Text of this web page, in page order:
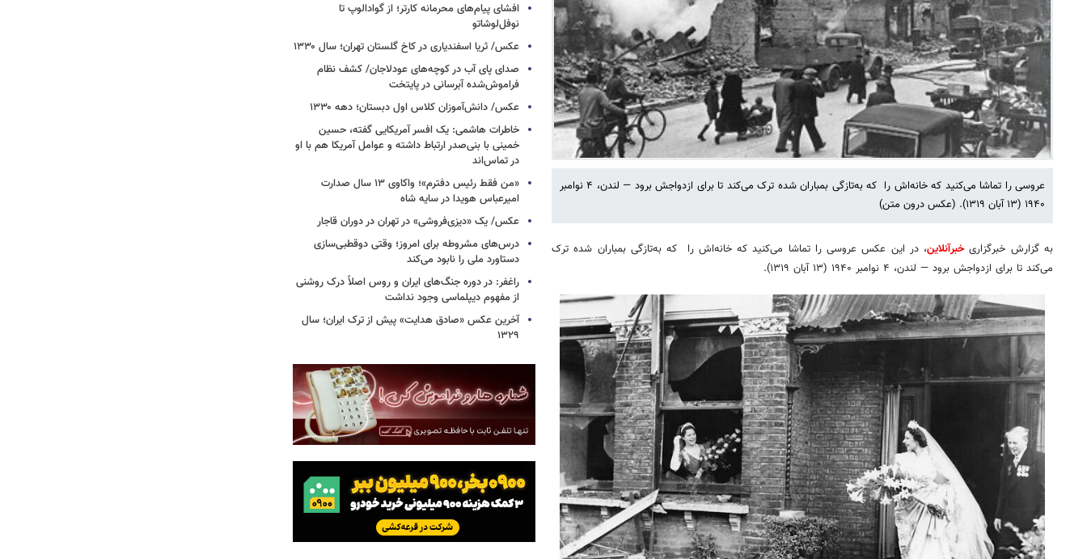
عروسی را تماشا می‌کنید که خانه‌اش را که به‌تازگی بمباران شده ترک می‌کند تا برای ازدواجش برود — لندن، ۴ نوامبر
۱۹۴۰ (۱۳ آبان ۱۳۱۹). (عکس درون متن)
به گزارش خبرگزاریخبرآنلاین، در این عکس عروسی را تماشا می‌کنید که خانه‌اش را که به‌تازگی بمباران شده ترک
می‌کند تا برای ازدواجش برود — لندن، ۴ نوامبر ۱۹۴۰ (۱۳ آبان ۱۳۱۹).
افشای پیام‌های محرمانه کارتر؛ از گوادالوپ تا
نوفل‌لوشاتو
عکس/ ثریا اسفندیاری در کاخ گلستان تهران؛ سال ۱۳۳۰
صدای پای آب در کوچه‌های عودلاجان/ کشف نظام
فراموش‌شده آبرسانی در پایتخت
عکس/ دانش‌آموزان کلاس اول دبستان؛ دهه ۱۳۳۰
خاطرات هاشمی: یک افسر آمریکایی‌ گفته، حسین
خمینی با بنی‌صدر ارتباط داشته و عوامل‌ آمریکا هم با او
در تماس‌اند
«من فقط رئیس دفترم»؛ واکاوی ۱۳ سال صدارت
امیرعباس هویدا در سایه شاه
عکس/ یک «دیزی‌فروشی» در تهران در دوران قاجار
درس‌های مشروطه برای امروز؛ وقتی دوقطبی‌سازی
دستاورد ملی را نابود می‌کند
راغفر: در دوره جنگ‌های ایران و روس اصلاً درک روشنی
از مفهوم دیپلماسی وجود نداشت
آخرین عکس «صادق هدایت» پیش از ترک ایران؛ سال
۱۳۲۹